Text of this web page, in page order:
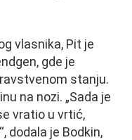
vlasnika, Pit je
gde je
stanju.
na nozi. „Sada je
vratio u vrtić,
dodala je Bodkin,